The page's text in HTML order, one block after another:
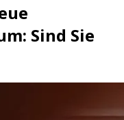
Sind Sie